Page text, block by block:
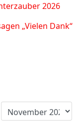
2026
„Vielen Dank“